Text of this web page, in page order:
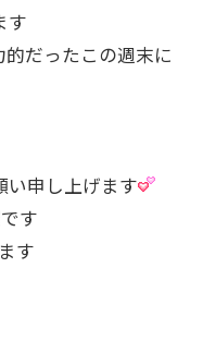
す
だったこの週末に
い申し上げます
す
す